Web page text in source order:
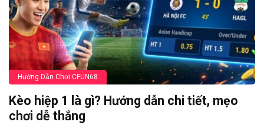
Hướng Dẫn Chơi CFUN68
Kèo hiệp 1 là gì? Hướng dẫn chi tiết, mẹo
chơi dễ thắng